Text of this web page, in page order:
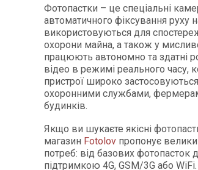
Фотопастки – це спеціальні
автоматичного фіксування руху
використовуються для
охорони майна, а також у
працюють автономно та здатні
відео в режимі реального часу,
пристрої широко
охоронними службами,
будинків.
Якщо ви шукаєте якісні
магазин Fotolov пропонує
потреб: від базових фотопасток
підтримкою 4G, GSM/3G або